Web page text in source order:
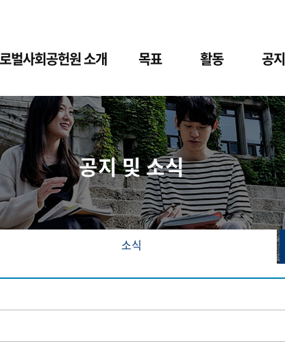
벌사회공헌원 소개 목표 활동 공
공지 및 소식
소식